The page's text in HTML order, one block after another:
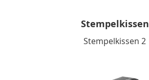
Stempelkissen
Stempelkissen 2